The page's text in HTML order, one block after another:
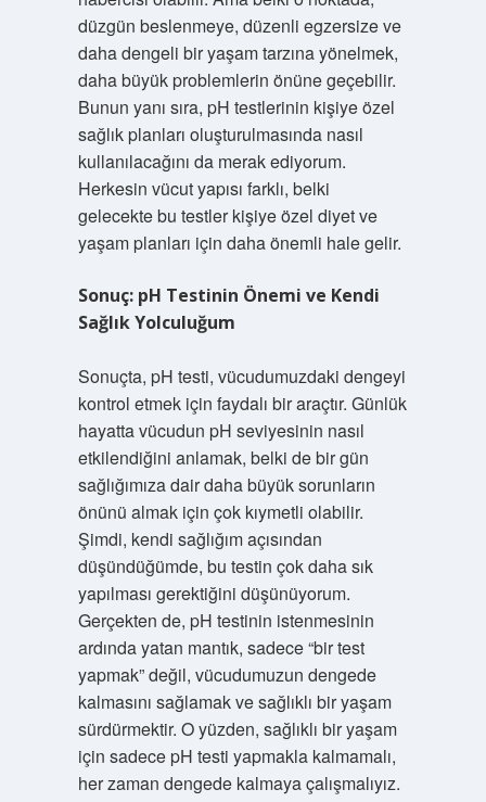
düzgün beslenmeye, düzenli egzersize ve
daha dengeli bir yaşam tarzına yönelmek,
daha büyük problemlerin önüne geçebilir.
Bunun yanı sıra, pH testlerinin kişiye özel
sağlık planları oluşturulmasında nasıl
kullanılacağını da merak ediyorum.
Herkesin vücut yapısı farklı, belki
gelecekte bu testler kişiye özel diyet ve
yaşam planları için daha önemli hale gelir.
Sonuç: pH Testinin Önemi ve Kendi
Sağlık Yolculuğum
Sonuçta, pH testi, vücudumuzdaki dengeyi
kontrol etmek için faydalı bir araçtır. Günlük
hayatta vücudun pH seviyesinin nasıl
etkilendiğini anlamak, belki de bir gün
sağlığımıza dair daha büyük sorunların
önünü almak için çok kıymetli olabilir.
Şimdi, kendi sağlığım açısından
düşündüğümde, bu testin çok daha sık
yapılması gerektiğini düşünüyorum.
Gerçekten de, pH testinin istenmesinin
ardında yatan mantık, sadece “bir test
yapmak” değil, vücudumuzun dengede
kalmasını sağlamak ve sağlıklı bir yaşam
sürdürmektir. O yüzden, sağlıklı bir yaşam
için sadece pH testi yapmakla kalmamalı,
her zaman dengede kalmaya çalışmalıyız.